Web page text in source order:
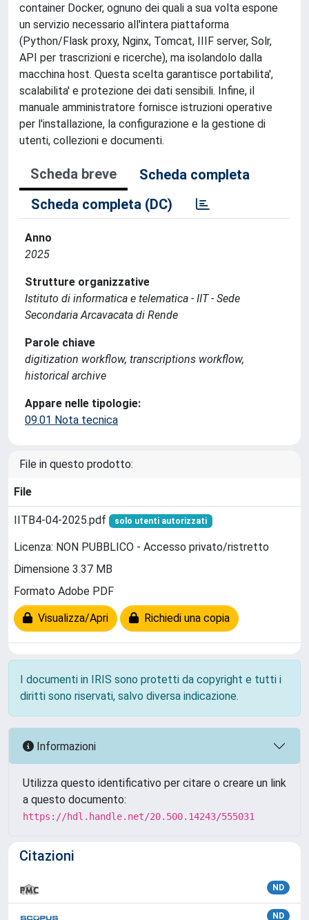
container Docker, ognuno dei quali a sua volta espone
un servizio necessario all'intera piattaforma
(Python/Flask proxy, Nginx, Tomcat, IIIF server, Solr,
API per trascrizioni e ricerche), ma isolandolo dalla
macchina host. Questa scelta garantisce portabilita',
scalabilita' e protezione dei dati sensibili. Infine, il
manuale amministratore fornisce istruzioni operative
per l'installazione, la configurazione e la gestione di
utenti, collezioni e documenti.
Scheda breve
Scheda completa
Scheda completa (DC)
Anno
2025
Strutture organizzative
Istituto di informatica e telematica - IIT - Sede
Secondaria Arcavacata di Rende
Parole chiave
digitization workflow, transcriptions workflow,
historical archive
Appare nelle tipologie:
09.01 Nota tecnica
File in questo prodotto:
File
IITB4-04-2025.pdf solo utenti autorizzati
Licenza: NON PUBBLICO - Accesso privato/ristretto
Dimensione 3.37 MB
Formato Adobe PDF
Visualizza/Apri Richiedi una copia
I documenti in IRIS sono protetti da copyright e tutti i
diritti sono riservati, salvo diversa indicazione.
Informazioni
Utilizza questo identificativo per citare o creare un link
a questo documento:
https://hdl.handle.net/20.500.14243/555031
Citazioni
ND
ND